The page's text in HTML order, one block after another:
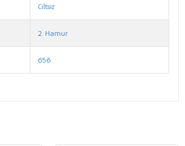
Ciltsiz
2. Hamur
656